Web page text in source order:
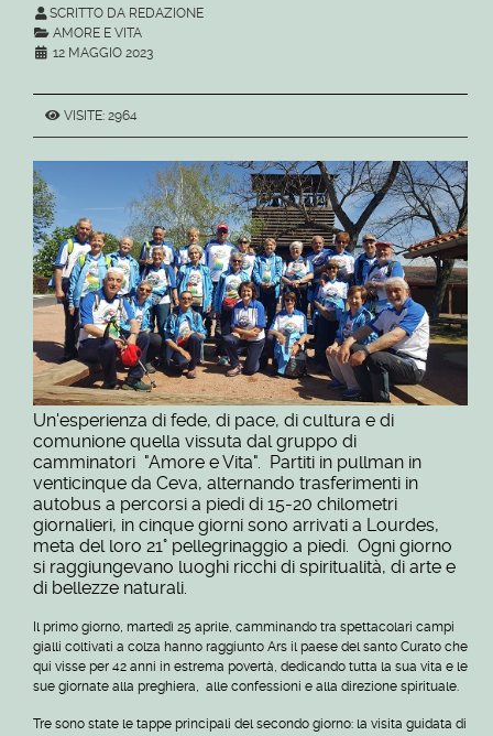
SCRITTO DA REDAZIONE
AMORE E VITA
12 MAGGIO 2023
VISITE: 2964
Un'esperienza di fede, di pace, di cultura e di
comunione quella vissuta dal gruppo di
camminatori "Amore e Vita". Partiti in pullman in
venticinque da Ceva, alternando trasferimenti in
autobus a percorsi a piedi di 15-20 chilometri
giornalieri, in cinque giorni sono arrivati a Lourdes,
meta del loro 21° pellegrinaggio a piedi. Ogni giorno
si raggiungevano luoghi ricchi di spiritualità, di arte e
di bellezze naturali.
Il primo giorno, martedì 25 aprile, camminando tra spettacolari campi
gialli coltivati a colza hanno raggiunto Ars il paese del santo Curato che
qui visse per 42 anni in estrema povertà, dedicando tutta la sua vita e le
sue giornate alla preghiera, alle confessioni e alla direzione spirituale.
Tre sono state le tappe principali del secondo giorno: la visita guidata di